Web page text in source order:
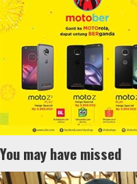
You may have missed